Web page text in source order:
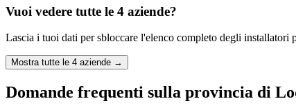
Vuoi vedere tutte le 4 aziende?
Lascia i tuoi dati per sbloccare l'elenco completo degli installatori
Mostra tutte le 4 aziende →
Domande frequenti sulla provincia di